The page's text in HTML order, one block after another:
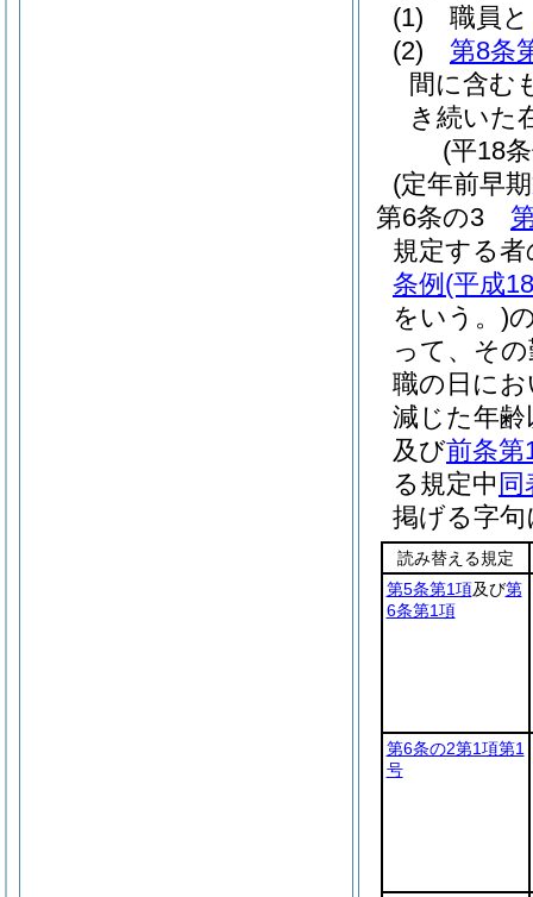
(1)
職員
(2)
第8条
間に含む
き続いた
(平18
(定年前早
第6条の3
規定する
条例 (平成
をいう。)
って、そ
職の日に
減じた年
及び前条第
る規定中 同
掲げる字
読み替える規定
第5条第1項及び第
6条第1項
第6条の2第1項第1
号